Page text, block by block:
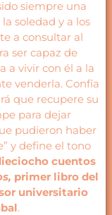
siempre una
soledad y a los
a consultar al
ser capaz de
a vivir con él a la
venderla. Confía
que recupere su
para dejar
pudieron haber
y define el tono
cuentos
primer libro del
universitario
.